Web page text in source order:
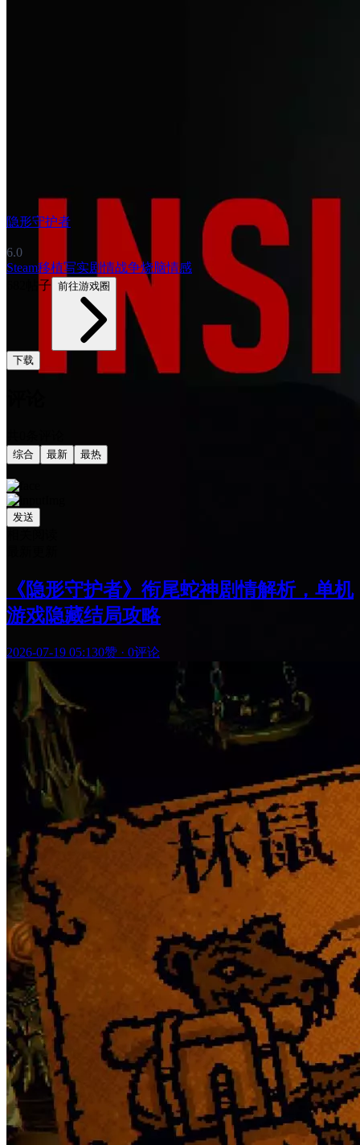
隐形守护者
6.0
Steam移植写实剧情战争烧脑情感
682帖子 前往游戏圈
下载
综合 最新 最热
发送
《隐形守护者》衔尾蛇神剧情解析，单机
游戏隐藏结局攻略
2026-07-19 05:130赞 · 0评论